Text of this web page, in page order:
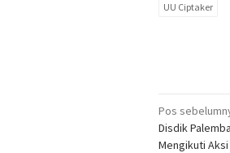
UU Ciptaker
pos
Pos
Disdik
Mengikuti